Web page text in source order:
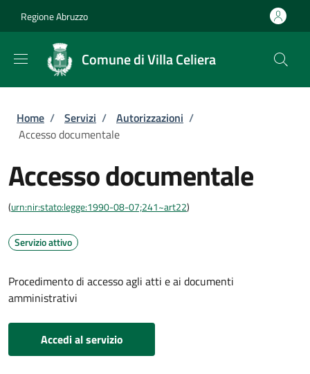
Regione Abruzzo
Comune di Villa Celiera
Briciole di pane
Home / Servizi / Autorizzazioni /
Accesso documentale
Accesso documentale
(urn:nir:stato:legge:1990-08-07;241~art22)
Servizio attivo
Procedimento di accesso agli atti e ai documenti
amministrativi
Accedi al servizio